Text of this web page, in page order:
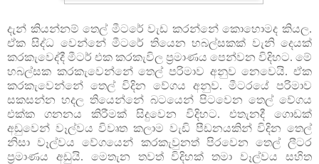
දැන් කියන්නම් තෙල් මීටරේ වැඩ කරන්නේ කොහොමද කියල.
ඒක සිද්ධ වෙන්නේ මීටරේ තියෙන හබල්සකක් වැනි දෙයක්
කරකැවෙද්දී මීටර් එක කරකැවිල ප්‍රමාණය පෙන්වන විදිහට. මේ
හබල්සක කරකැවෙන්නේ තෙල් පරිමාව අනුව නෙවෙයි. ඒක
කරකැවෙන්නේ තෙල් විදින වේගය අනුව. මීටරයේ පරිමාව
සකසන්න හදල තියෙන්නේ බටයෙන් පිටවෙන තෙල් වේගය
එක්ක ගනනය කිරීමක් සිදුවෙන විදිහට. එතැනදී ගොඩක්
අඩුවෙන් වෑල්වය විවෘත කලාම වැඩි පීඩනයකින් විදින තෙල්
නිසා වෑල්වය වේගයෙන් කරකැවුනත් පිරවෙන තෙල් ලීටර
ප්‍රමාණය අඩුයි. මෙතැන තවත් විදිහක් තමා වෑල්වය සහිත